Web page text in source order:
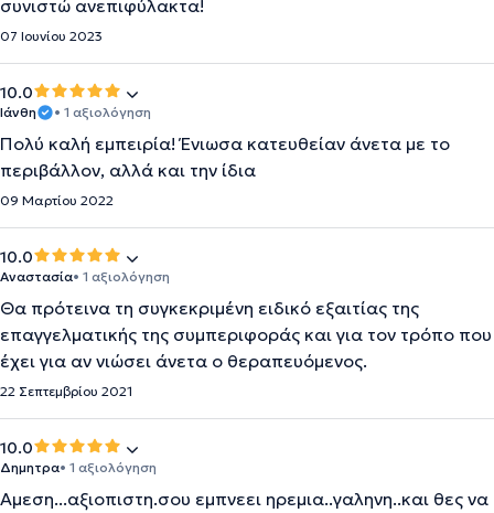
συνιστώ ανεπιφύλακτα!
07 Ιουνίου 2023
10.0
Ιάνθη • 1 αξιολόγηση
Πολύ καλή εμπειρία! Ένιωσα κατευθείαν άνετα με το
περιβάλλον, αλλά και την ίδια
09 Μαρτίου 2022
10.0
Αναστασία• 1 αξιολόγηση
Θα πρότεινα τη συγκεκριμένη ειδικό εξαιτίας της
επαγγελματικής της συμπεριφοράς και για τον τρόπο που
έχει για αν νιώσει άνετα ο θεραπευόμενος.
22 Σεπτεμβρίου 2021
10.0
Δημητρα• 1 αξιολόγηση
Αμεση...αξιοπιστη.σου εμπνεει ηρεμια..γαληνη..και θες να